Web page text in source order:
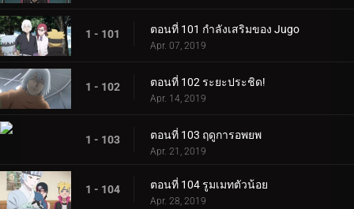
1 - 101 ตอนที่ 101 กำลังเสริมของ Jugo
Apr. 07, 2019
1 - 102 ตอนที่ 102 ระยะประชิด!
Apr. 14, 2019
1 - 103 ตอนที่ 103 ฤดูการอพยพ
Apr. 21, 2019
1 - 104 ตอนที่ 104 รูมเมทตัวน้อย
Apr. 28, 2019